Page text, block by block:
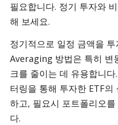
필요합니다. 정기 투자와
해 보세요.
정기적으로 일정 금액을
Averaging 방법은 특히 변
크를 줄이는 데 유용합니
터링을 통해 투자한 ETF
하고, 필요시 포트폴리오
다.